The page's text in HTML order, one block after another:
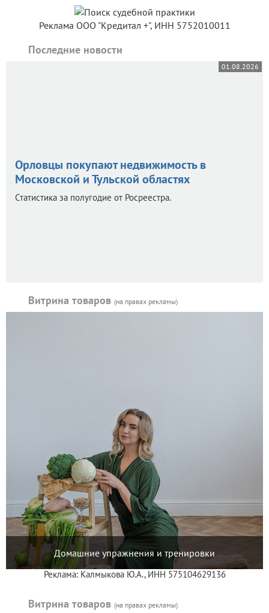
Реклама ООО "Кредитал +", ИНН 5752010011
Последние новости
01.08.2026
Орловцы покупают недвижимость в
Московской и Тульской областях
Статистика за полугодие от Росреестра.
Витрина товаров (на правах рекламы)
Домашние упражнения и тренировки
Реклама: Калмыкова Ю.А., ИНН 575104629136
Витрина товаров (на правах рекламы)